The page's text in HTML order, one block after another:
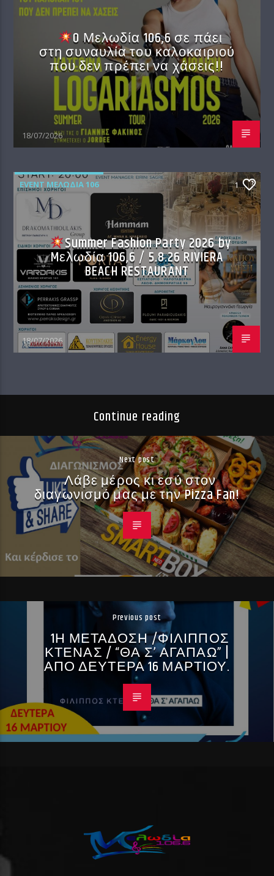
O Μελωδία 106,6 σε πάει
στη συναυλία του καλοκαιριού
που δεν πρέπει να χάσεις!!
18/07/2026
EVENT ΜΕΛΩΔΊΑ 106 1
Summer Fashion Party 2026 by
Mελωδία 106,6 / 5.8.26 RIVIERA
BEACH RESTAURANT
18/07/2026
Continue reading
Next post
Λάβε μέρος κι εσύ στον
διαγωνισμό μας με την Pizza Fan!
Previous post
1Η ΜΕΤΑΔΟΣΗ /ΦΙΛΙΠΠΟΣ
ΚΤΕΝΑΣ / “ΘΑ Σ’ ΑΓΑΠΑΩ” |
ΑΠΟ ΔΕΥΤΕΡΑ 16 ΜΑΡΤΙΟΥ.